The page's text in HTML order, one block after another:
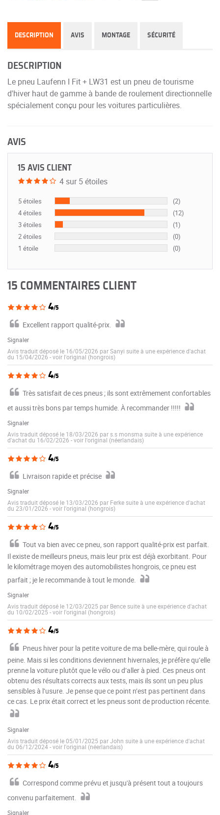
DESCRIPTION AVIS MONTAGE SÉCURITÉ
DESCRIPTION
Le pneu Laufenn I Fit + LW31 est un pneu de tourisme
d'hiver haut de gamme à bande de roulement directionnelle
spécialement conçu pour les voitures particulières.
AVIS
15 AVIS CLIENT
4 sur 5 étoiles
5 étoiles
(2)
4 étoiles
(12)
3 étoiles
(1)
2 étoiles
(0)
1 étoile
(0)
15 COMMENTAIRES CLIENT
4/5
Excellent rapport qualité-prix.
Signaler
Avis traduit déposé le 16/05/2026 par Sanyi suite à une expérience d'achat
du 15/04/2026 -voir l'original (hongrois)
4/5
Très satisfait de ces pneus ; ils sont extrêmement confortables
et aussi très bons par temps humide. À recommander !!!!!
Signaler
Avis traduit déposé le 18/03/2026 par s.s monsma suite à une expérience
d'achat du 16/02/2026 -voir l'original (néerlandais)
4/5
Livraison rapide et précise
Signaler
Avis traduit déposé le 13/03/2026 par Ferke suite à une expérience d'achat
du 23/01/2026 -voir l'original (hongrois)
4/5
Tout va bien avec ce pneu, son rapport qualité-prix est parfait.
Il existe de meilleurs pneus, mais leur prix est déjà exorbitant. Pour
le kilométrage moyen des automobilistes hongrois, ce pneu est
parfait ; je le recommande à tout le monde.
Signaler
Avis traduit déposé le 12/03/2025 par Bence suite à une expérience d'achat
du 10/02/2025 -voir l'original (hongrois)
4/5
Pneus hiver pour la petite voiture de ma belle-mère, qui roule à
peine. Mais si les conditions deviennent hivernales, je préfère qu’elle
prenne la voiture plutôt que le vélo ou d’aller à pied. Ces pneus ont
obtenu des résultats corrects aux tests, mais ils sont un peu plus
sensibles à l’usure. Je pense que ce point n’est pas pertinent dans
ce cas. Le prix était correct et les pneus sont de production récente.
Signaler
Avis traduit déposé le 05/01/2025 par John suite à une expérience d'achat
du 06/12/2024-voir l'original (néerlandais)
4/5
Correspond comme prévu et jusqu'à présent tout a toujours
convenu parfaitement.
Signaler